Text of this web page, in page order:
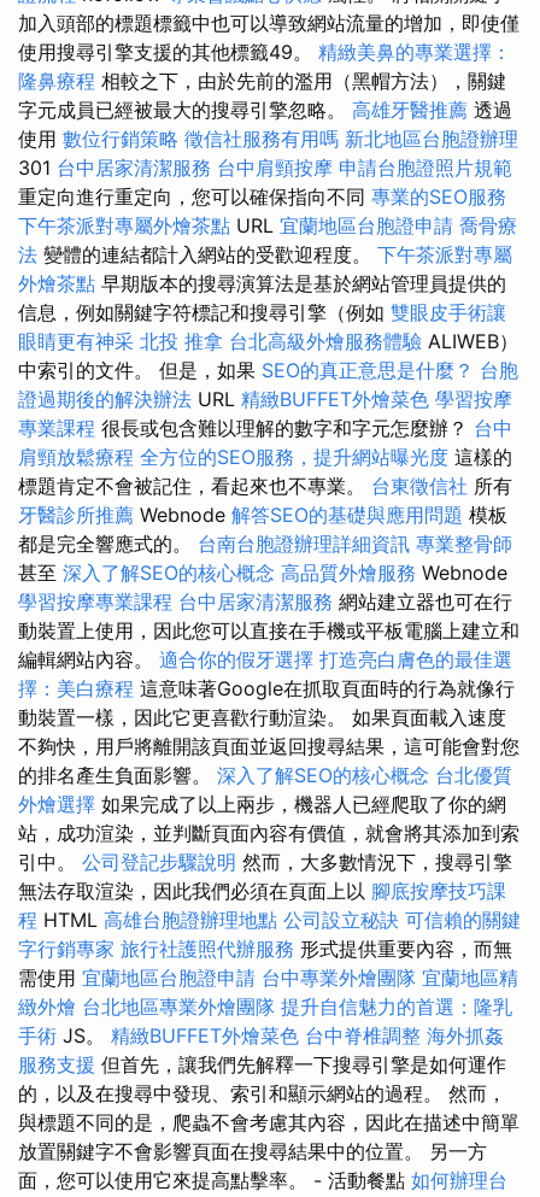
加入頭部的標題標籤中也可以導致網站流量的增加，即使僅
使用搜尋引擎支援的其他標籤49。 精緻美鼻的專業選擇：
隆鼻療程 相較之下，由於先前的濫用（黑帽方法），關鍵
字元成員已經被最大的搜尋引擎忽略。 高雄牙醫推薦 透過
使用 數位行銷策略 徵信社服務有用嗎 新北地區台胞證辦理
301 台中居家清潔服務 台中肩頸按摩 申請台胞證照片規範
重定向進行重定向，您可以確保指向不同 專業的SEO服務
下午茶派對專屬外燴茶點 URL 宜蘭地區台胞證申請 喬骨療
法 變體的連結都計入網站的受歡迎程度。 下午茶派對專屬
外燴茶點 早期版本的搜尋演算法是基於網站管理員提供的
信息，例如關鍵字符標記和搜尋引擎（例如 雙眼皮手術讓
眼睛更有神采 北投 推拿 台北高級外燴服務體驗 ALIWEB）
中索引的文件。 但是，如果 SEO的真正意思是什麼？ 台胞
證過期後的解決辦法 URL 精緻BUFFET外燴菜色 學習按摩
專業課程 很長或包含難以理解的數字和字元怎麼辦？ 台中
肩頸放鬆療程 全方位的SEO服務，提升網站曝光度 這樣的
標題肯定不會被記住，看起來也不專業。 台東徵信社 所有
牙醫診所推薦 Webnode 解答SEO的基礎與應用問題 模板
都是完全響應式的。 台南台胞證辦理詳細資訊 專業整骨師
甚至 深入了解SEO的核心概念 高品質外燴服務 Webnode
學習按摩專業課程 台中居家清潔服務 網站建立器也可在行
動裝置上使用，因此您可以直接在手機或平板電腦上建立和
編輯網站內容。 適合你的假牙選擇 打造亮白膚色的最佳選
擇：美白療程 這意味著Google在抓取頁面時的行為就像行
動裝置一樣，因此它更喜歡行動渲染。 如果頁面載入速度
不夠快，用戶將離開該頁面並返回搜尋結果，這可能會對您
的排名產生負面影響。 深入了解SEO的核心概念 台北優質
外燴選擇 如果完成了以上兩步，機器人已經爬取了你的網
站，成功渲染，並判斷頁面內容有價值，就會將其添加到索
引中。 公司登記步驟說明 然而，大多數情況下，搜尋引擎
無法存取渲染，因此我們必須在頁面上以 腳底按摩技巧課
程 HTML 高雄台胞證辦理地點 公司設立秘訣 可信賴的關鍵
字行銷專家 旅行社護照代辦服務 形式提供重要內容，而無
需使用 宜蘭地區台胞證申請 台中專業外燴團隊 宜蘭地區精
緻外燴 台北地區專業外燴團隊 提升自信魅力的首選：隆乳
手術 JS。 精緻BUFFET外燴菜色 台中脊椎調整 海外抓姦
服務支援 但首先，讓我們先解釋一下搜尋引擎是如何運作
的，以及在搜尋中發現、索引和顯示網站的過程。 然而，
與標題不同的是，爬蟲不會考慮其內容，因此在描述中簡單
放置關鍵字不會影響頁面在搜尋結果中的位置。 另一方
面，您可以使用它來提高點擊率。 - 活動餐點 如何辦理台